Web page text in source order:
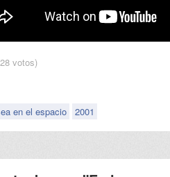
votos)
en el espacio 2001